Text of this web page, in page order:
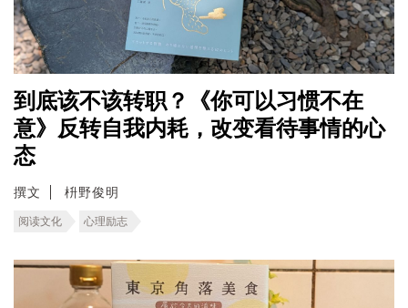
到底该不该转职？《你可以习惯不在
意》反转自我内耗，改变看待事情的心
态
撰文 枡野俊明
阅读文化 心理励志